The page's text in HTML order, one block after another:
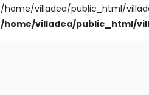
/home/villadea/public_html/
/home/villadea/public_html/